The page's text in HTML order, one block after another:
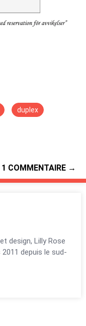
duplex
1 COMMENTAIRE →
design, Lilly Rose
depuis le sud-